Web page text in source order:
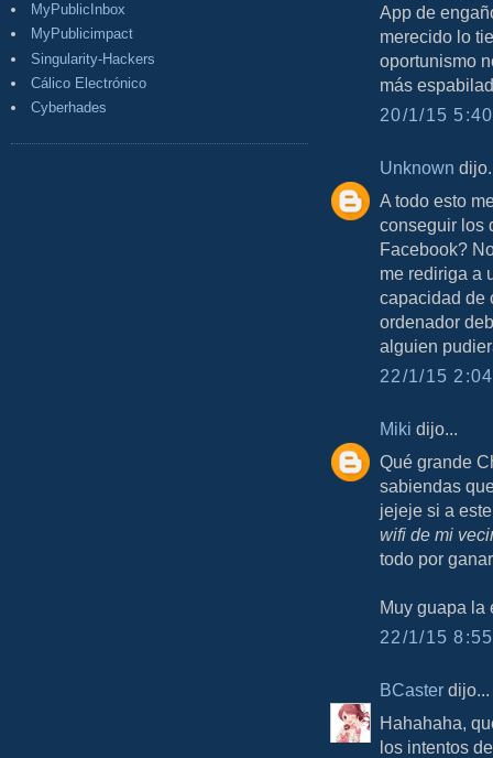
MyPublicInbox
MyPublicimpact
Singularity-Hackers
Cálico Electrónico
Cyberhades
App de
merecido lo
oportunismo
más
20/1/15
Unknown
A todo esto
conseguir los
Facebook?
me rediriga a
capacidad de
ordenador
alguien
22/1/15
Miki dijo...
Qué grande
sabiendas
jejeje si a
wifi de mi
todo por
Muy guapa la
22/1/15
BCaster dijo...
Hahahaha,
los intentos